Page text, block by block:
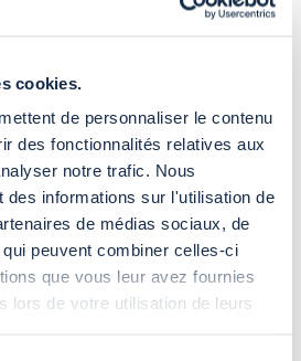
cookies.
de personnaliser le contenu
des fonctionnalités relatives aux
notre trafic. Nous
des informations sur l'utilisation de
de médias sociaux, de
peuvent combiner celles-ci
que vous leur avez fournies
lors de votre utilisation de leurs
composants électriques,
produits
aussi vous